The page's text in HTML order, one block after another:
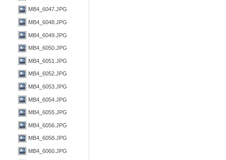
MB4_6047.JPG
MB4_6048.JPG
MB4_6049.JPG
MB4_6050.JPG
MB4_6051.JPG
MB4_6052.JPG
MB4_6053.JPG
MB4_6054.JPG
MB4_6055.JPG
MB4_6056.JPG
MB4_6058.JPG
MB4_6060.JPG